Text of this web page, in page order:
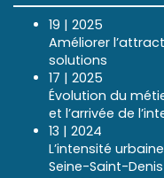
19 | 2025
Améliorer
solutions
17 | 2025
Évolution du
et l’arrivée de
13 | 2024
L’intensité
Seine-Saint-